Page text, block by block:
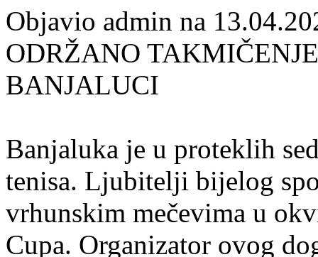
Objavio admin na
ODRŽANO
BANJALUCI
Banjaluka je u proteklih
tenisa. Ljubitelji bijelog
vrhunskim mečevima u
Cupa. Organizator ovog